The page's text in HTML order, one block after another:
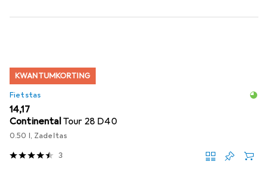
KWANTUMKORTING
Fietstas
EUR
14,17
Continental Tour 28 D40
0.50 l, Zadeltas
3